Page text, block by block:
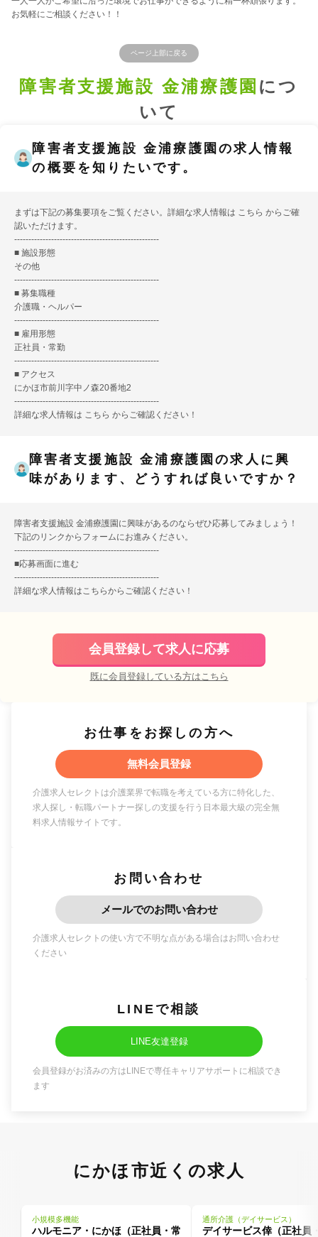
お気軽にご相談ください！！
ページ上部に戻る
障害者支援施設 金浦療護園 につ
いて
障害者支援施設 金浦療護園の求人情報
の概要を知りたいです。
まずは下記の募集要項をご覧ください。詳細な求人情報は こちら からご確
認いただけます。
---------------------------------------------------
■ 施設形態
その他
---------------------------------------------------
■ 募集職種
介護職・ヘルパー
---------------------------------------------------
■ 雇用形態
正社員・常勤
---------------------------------------------------
■ アクセス
にかほ市前川字中ノ森20番地2
---------------------------------------------------
詳細な求人情報は こちら からご確認ください！
障害者支援施設 金浦療護園の求人に興
味があります、どうすれば良いですか？
障害者支援施設 金浦療護園に興味があるのならぜひ応募してみましょう！
下記のリンクからフォームにお進みください。
---------------------------------------------------
■応募画面に進む
---------------------------------------------------
詳細な求人情報はこちらからご確認ください！
会員登録して求人に応募
既に会員登録している方はこちら
お仕事をお探しの方へ
無料会員登録
介護求人セレクトは介護業界で転職を考えている方に特化した、
求人探し・転職パートナー探しの支援を行う日本最大級の完全無
料求人情報サイトです。
お問い合わせ
メールでのお問い合わせ
介護求人セレクトの使い方で不明な点がある場合はお問い合わせ
ください
LINEで相談
LINE友達登録
会員登録がお済みの方はLINEで専任キャリアサポートに相談でき
ます
にかほ市近くの求人
小規模多機能
ハルモニア・にかほ（正社員・常
通所介護（デイサービス）
デイサービス倖（正社員